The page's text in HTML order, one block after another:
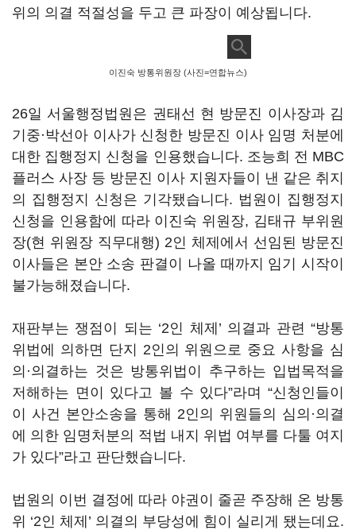
위의 의결 적절성을 두고 큰 파장이 예상됩니다.
이진숙 방통위원장 (사진=연합뉴스)
26일 서울행정법원은 권태선 현 방문진 이사장과 김
기중·박선아 이사가 신청한 방문진 이사 임명 처분에
대한 집행정지 신청을 인용했습니다. 조능희 전 MBC
플러스 사장 등 방문진 이사 지원자들이 낸 같은 취지
의 집행정지 신청은 기각됐습니다. 법원이 집행정지
신청을 인용함에 따라 이진숙 위원장, 김태규 부위원
장(현 위원장 직무대행) 2인 체제에서 선임된 방문진
이사들은 본안 소송 판결이 나올 때까지 임기 시작이
불가능해졌습니다.
재판부는 쟁점이 되는 ‘2인 체제 ’ 의결과 관련“방통
위법에 의하면 단지 2인의 위원으로 중요 사항을 심
의·의결하는 것은 방통위법이 추구하는 입법목적을
저해하는 면이 있다고 볼 수 있다”라며“신청인들이
이 사건 본안소송을 통해 2인의 위원들의 심의·의결
에 의한 임명처분의 적법 내지 위법 여부를 다툴 여지
가 있다”라고 판단했습니다.
법원의 이번 결정에 따라 야권이 줄곧 주장해 온 방통
위 ‘2인 체제 ’ 의결의 부당성에 힘이 실리게 됐는데요.